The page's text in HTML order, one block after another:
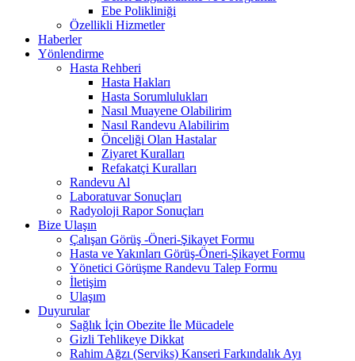
Ebe Polikliniği
Özellikli Hizmetler
Haberler
Yönlendirme
Hasta Rehberi
Hasta Hakları
Hasta Sorumlulukları
Nasıl Muayene Olabilirim
Nasıl Randevu Alabilirim
Önceliği Olan Hastalar
Ziyaret Kuralları
Refakatçi Kuralları
Randevu Al
Laboratuvar Sonuçları
Radyoloji Rapor Sonuçları
Bize Ulaşın
Çalışan Görüş -Öneri-Şikayet Formu
Hasta ve Yakınları Görüş-Öneri-Şikayet Formu
Yönetici Görüşme Randevu Talep Formu
İletişim
Ulaşım
Duyurular
Sağlık İçin Obezite İle Mücadele
Gizli Tehlikeye Dikkat
Rahim Ağzı (Serviks) Kanseri Farkındalık Ayı